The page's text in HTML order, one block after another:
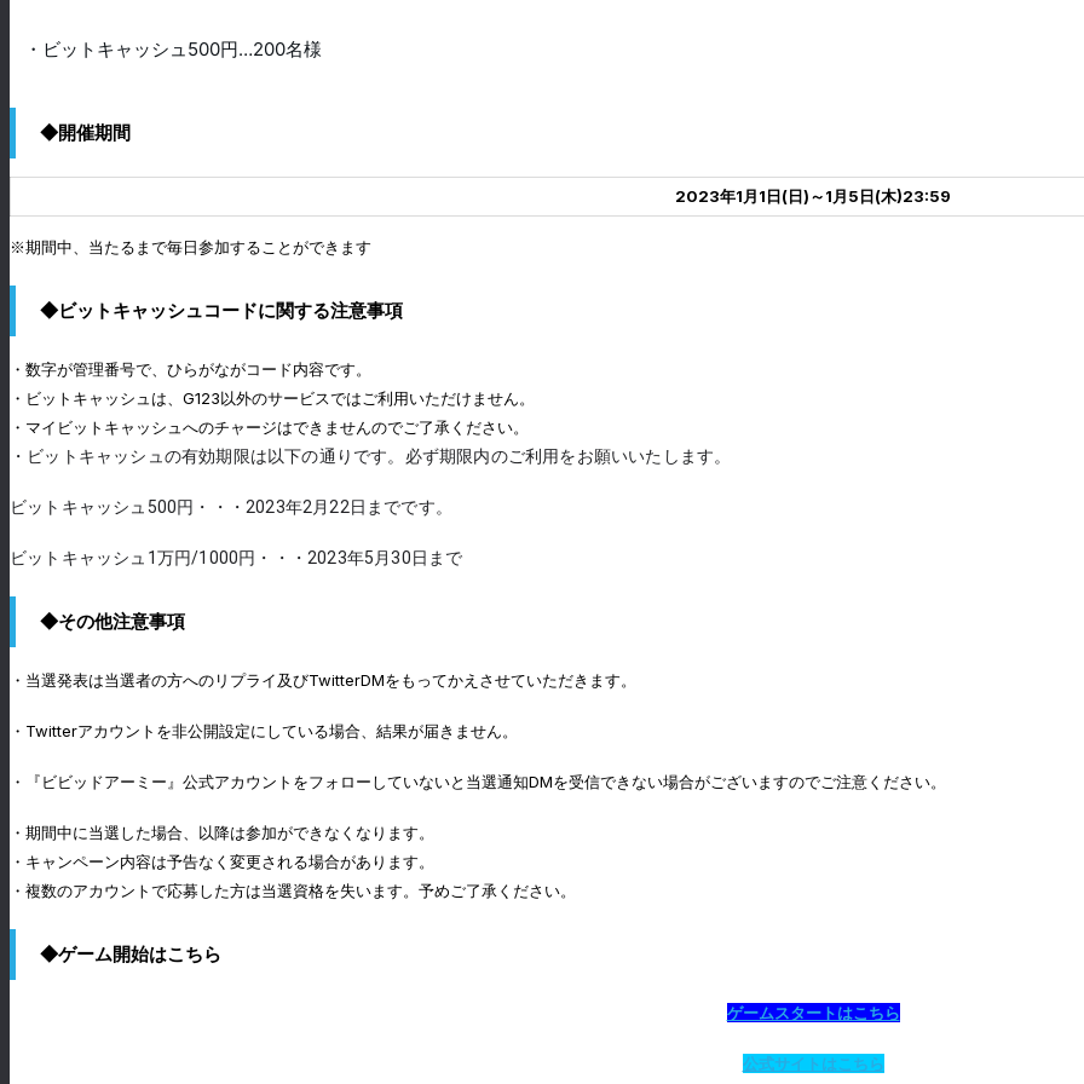
・ビットキャッシュ500円…200名様
◆開催期間
2023年1月1日(日)～1月5日(木)23:59
※期間中、当たるまで毎日参加することができます
◆ビットキャッシュコードに関する注意事項
・数字が管理番号で、ひらがながコード内容です。
・ビットキャッシュは、G123以外のサービスではご利用いただけません。
・マイビットキャッシュへのチャージはできませんのでご了承ください。
・ビットキャッシュの有効期限は以下の通りです。必ず期限内のご利用をお願いいたします。
ビットキャッシュ500円・・・2023年2月22日までです。
ビットキャッシュ1万円/1000円・・・2023年5月30日まで
◆その他注意事項
・当選発表は当選者の方へのリプライ及びTwitterDMをもってかえさせていただきます。
・Twitterアカウントを非公開設定にしている場合、結果が届きません。
・『ビビッドアーミー』公式アカウントをフォローしていないと当選通知DMを受信できない場合がございますのでご注意ください。
・期間中に当選した場合、以降は参加ができなくなります。
・キャンペーン内容は予告なく変更される場合があります。
・複数のアカウントで応募した方は当選資格を失います。予めご了承ください。
◆ゲーム開始はこちら
ゲームスタートはこちら
公式サイトはこちら